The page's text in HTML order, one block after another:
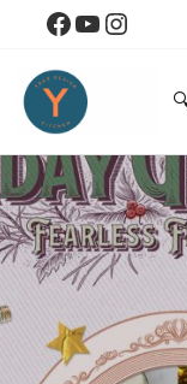
Facebook
YouTube
Yoko Design